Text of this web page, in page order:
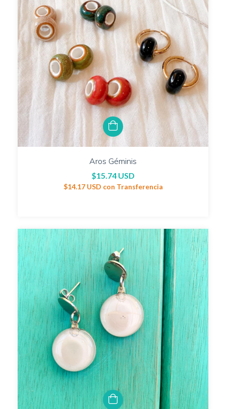
Aros Géminis
$15.74 USD
$14.17 USD con Transferencia